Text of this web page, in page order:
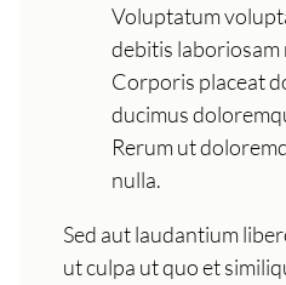
Voluptatum
debitis laboriosam
Corporis placeat
ducimus
Rerum ut
nulla.
Sed aut laudantium
ut culpa ut quo et